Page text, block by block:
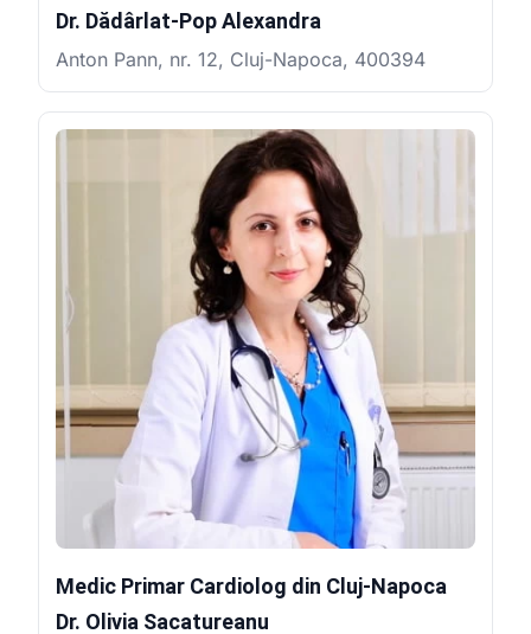
Dr. Dădârlat-Pop Alexandra
Anton Pann, nr. 12, Cluj-Napoca, 400394
Medic Primar Cardiolog din Cluj-Napoca
Dr. Olivia Sacatureanu